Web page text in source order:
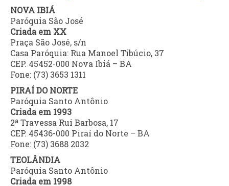
NOVA IBIÁ
Paróquia São José
Criada em XX
Praça São José, s/n
Casa Paróquia: Rua Manoel Tibúcio, 37
CEP. 45452-000 Nova Ibiá – BA
Fone: (73) 3653 1311
PIRAÍ DO NORTE
Paróquia Santo Antônio
Criada em 1993
2ª Travessa Rui Barbosa, 17
CEP. 45436-000 Piraí do Norte – BA
Fone: (73) 3688 2032
TEOLÂNDIA
Paróquia Santo Antônio
Criada em 1998